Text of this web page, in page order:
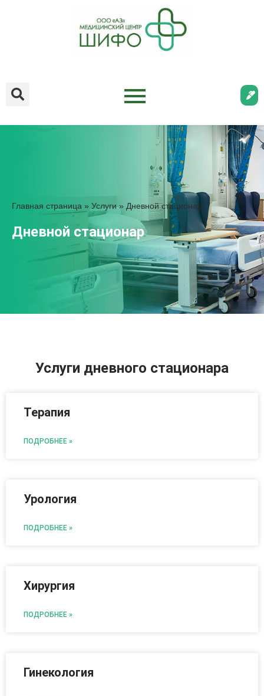
Главная страница » Услуги » Дневной стационар
Дневной стационар
Услуги дневного стационара
Терапия
ПОДРОБНЕЕ »
Урология
ПОДРОБНЕЕ »
Хирургия
ПОДРОБНЕЕ »
Гинекология